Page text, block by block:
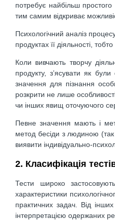
потребує найбільш простого
тим самим відкриває
Психологічний аналіз
продуктах її діяльності,
Коли вивчають творчу
продукту, з’ясувати як
значення для пізнання
розкрити не лише
чи інших явищ оточуючого
Певне значення мають і
метод бесіди з людиною
виявити індивідуально-
2. Класифікація
Тести широко
характеристики
практичних задач. Від
інтерпретацією одержаних